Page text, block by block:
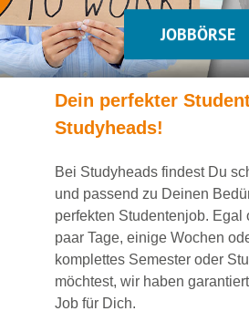
JOBBÖRSE
Dein perfekter
Studyheads!
Bei Studyheads findest Du
und passend zu Deinen
perfekten Studentenjob. Egal
paar Tage, einige Wochen
komplettes Semester oder
möchtest, wir haben garantiert
Job für Dich.